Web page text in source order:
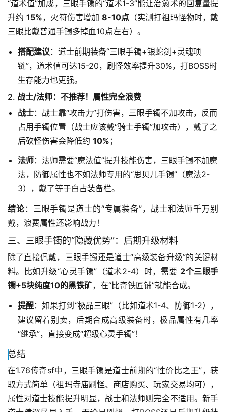
“道术值”加成，三眼手镯的“道术1-3”能让治愈术的回复量提
升约 15%，火符伤害增加 8-10点 （实测打祖玛怪物时，戴
三眼比戴普通手镯多掉血10点左右）。
搭配建议：道士前期装备“三眼手镯+银蛇剑+灵魂项
链”，道术值可达15-20，刷怪效率提升30%，打BOSS时
生存能力也更强。
2. 战士/法师：不推荐！属性完全浪费
战士：战士靠“攻击力”打伤害，三眼手镯不加攻击，反而
占用手镯位置（战士应该戴“骑士手镯”加攻击），戴了之
后砍怪伤害会降低约 10% ；
法师：法师需要“魔法值”提升技能伤害，三眼手镯不加魔
法，防御属性也不如法师专用的“思贝儿手镯”（魔法2-
3），戴了等于白占装备栏。
结论：三眼手镯是道士的“专属装备”，战士和法师千万别
戴，浪费属性还影响战力！
三、三眼手镯的“隐藏优势”：后期升级材料
除了直接佩戴，三眼手镯还是道士“高级装备升级”的关键材
料。比如升级“心灵手镯”（道术2-4）时，需要 2个三眼手
镯+5块纯度10的黑铁矿，在“比奇铁匠铺”就能合成。
提醒：如果打到“极品三眼”（比如道术1-4、防御1-2），
建议留着别卖，后期合成高级装备时，极品属性有几率
“继承”，直接变成“超级心灵手镯”！
总结
在1.76传奇sf中，三眼手镯是道士前期的“性价比之王”，获
取方式简单（祖玛寺庙刷怪、商店购买、玩家交易均可），
属性对道士技能提升明显，战士和法师则完全不适用。新手